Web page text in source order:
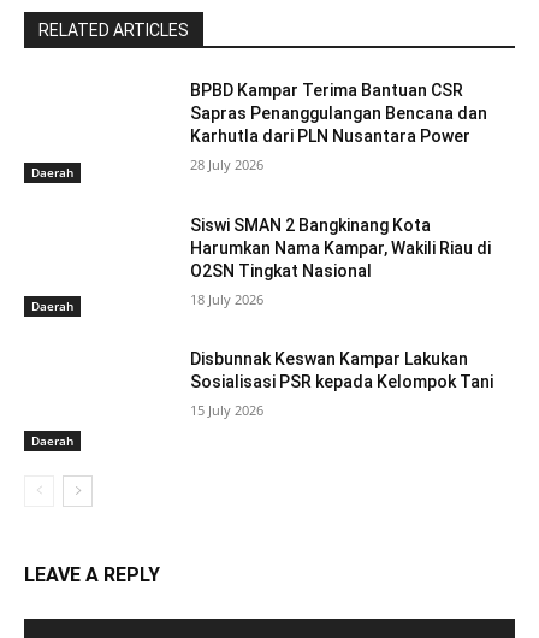
RELATED ARTICLES
Daerah
BPBD Kampar Terima Bantuan CSR
Sapras Penanggulangan Bencana dan
Karhutla dari PLN Nusantara Power
28 July 2026
Daerah
Siswi SMAN 2 Bangkinang Kota
Harumkan Nama Kampar, Wakili Riau di
O2SN Tingkat Nasional
18 July 2026
Daerah
Disbunnak Keswan Kampar Lakukan
Sosialisasi PSR kepada Kelompok Tani
15 July 2026
LEAVE A REPLY